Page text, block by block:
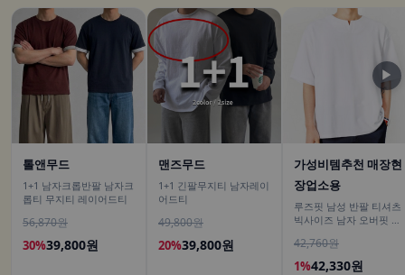
톨앤무드
1+1 남자크롭반팔 남자크
롭티 무지티 레이어드티
56,870원
30%39,800원
맨즈무드
1+1 긴팔무지티 남자레이
어드티
49,800원
20%39,800원
가성비템추천 매장현
장업소용
루즈핏 남성 반팔 티셔츠
빅사이즈 남자 오버핏 티
42,760원
1%42,330원
▶